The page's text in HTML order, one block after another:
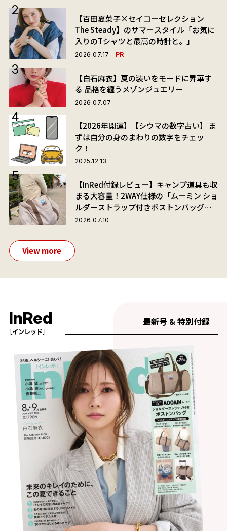
【百田夏菜子×セイコーセレクション
The Steady】のサマースタイル「お気に
入りのTシャツと最高の時計と。」
2026.07.17 PR
【白石麻衣】夏の装いをモードに昇華す
る 品格を纏うメゾンジュエリー
2026.07.07
【2026年開運】【シウマの数字占い】 ま
ずは自分の身のまわりの数字をチェッ
ク！
2025.12.13
【InRed付録レビュー】キャンプ道具も収
まる大容量！2WAY仕様の「ムーミン ショ
ルダーストラップ付きボストンバッグ」
が夏旅におすすめな理由
2026.07.10
View more
InRed
［インレッド］
最新号 & 特別付録